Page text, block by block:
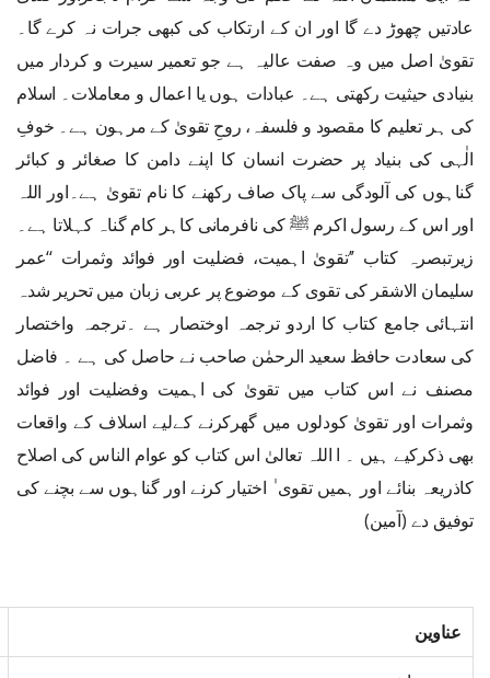
عادتیں چھوڑ دے گا اور ان کے ارتکاب کی کبھی جرات نہ کرے گا۔
تقویٰ اصل میں وہ صفت عالیہ ہے جو تعمیر سیرت و کردار میں
بنیادی حیثیت رکھتی ہے۔ عبادات ہوں یا اعمال و معاملات۔ اسلام
کی ہر تعلیم کا مقصود و فلسفہ، روحِ تقویٰ کے مرہون ہے۔ خوفِ
الٰہی کی بنیاد پر حضرت انسان کا اپنے دامن کا صغائر و کبائر
گناہوں کی آلودگی سے پاک صاف رکھنے کا نام تقویٰ ہے۔اور اللہ
اور اس کے رسول اکرم ﷺ کی نافرمانی کاہر کام گناہ کہلاتا ہے۔
زیرتبصرہ کتاب ’’تقویٰ اہمیت، فضلیت اور فوائد وثمرات ‘‘عمر
سلیمان الاشقر کی تقوی کے موضوع پر عربی زبان میں تحریر شدہ
انتہائی جامع کتاب کا اردو ترجمہ اوختصار ہے ۔ترجمہ واختصار
کی سعادت حافظ سعید الرحمٰن صاحب نے حاصل کی ہے ۔ فاضل
مصنف نے اس کتاب میں تقویٰ کی اہمیت وفضلیت اور فوائد
وثمرات اور تقویٰ کودلوں میں گھرکرنے کےلیے اسلاف کے واقعات
بھی ذکرکیے ہیں ۔ ا اللہ تعالیٰ اس کتاب کو عوام الناس کی اصلاح
کاذریعہ بنائے اور ہمیں تقوی ٰ اختیار کرنے اور گناہوں سے بچنے کی
توفیق دے (آمین)
عناوین